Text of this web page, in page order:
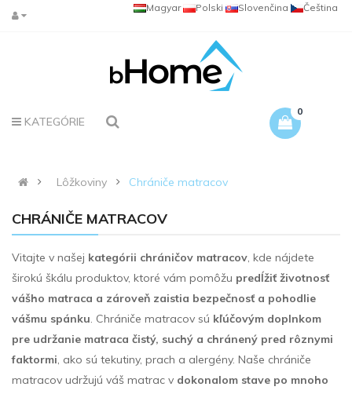
Čeština
Slovenčina
Polski
Magyar
KATEGÓRIE
0
Lôžkoviny Chrániče matracov
CHRÁNIČE MATRACOV
Vitajte v našej kategórii chráničov matracov, kde nájdete
širokú škálu produktov, ktoré vám pomôžu predĺžiť životnosť
vášho matraca a zároveň zaistia bezpečnosť a pohodlie
vášmu spánku. Chrániče matracov sú kľúčovým doplnkom
pre udržanie matraca čistý, suchý a chránený pred rôznymi
faktormi, ako sú tekutiny, prach a alergény. Naše chrániče
matracov udržujú váš matrac v dokonalom stave po mnoho